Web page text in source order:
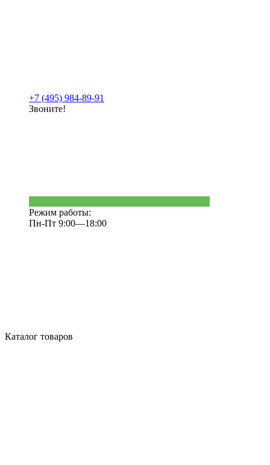
+7 (495) 984-89-91
Звоните!
Режим работы:
Пн-Пт 9:00—18:00
Каталог товаров